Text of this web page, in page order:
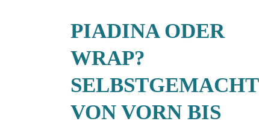
PIADINA ODER
WRAP?
SELBSTGEMACHT
VON VORN BIS